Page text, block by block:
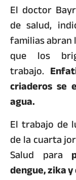
El doctor
de salud,
familias abran
que los
trabajo.
criaderos se
agua.
El trabajo de
de la cuarta
Salud para
dengue, zika